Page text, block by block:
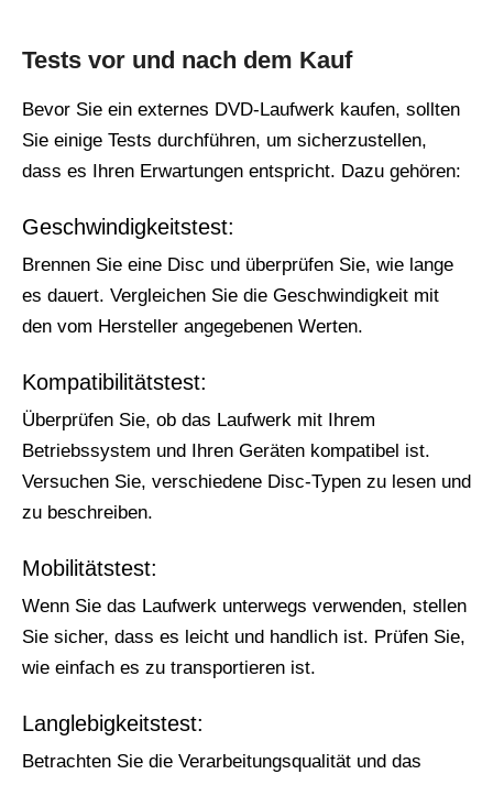
Tests vor und nach dem Kauf
Bevor Sie ein externes DVD-Laufwerk kaufen, sollten
Sie einige Tests durchführen, um sicherzustellen,
dass es Ihren Erwartungen entspricht. Dazu gehören:
Geschwindigkeitstest:
Brennen Sie eine Disc und überprüfen Sie, wie lange
es dauert. Vergleichen Sie die Geschwindigkeit mit
den vom Hersteller angegebenen Werten.
Kompatibilitätstest:
Überprüfen Sie, ob das Laufwerk mit Ihrem
Betriebssystem und Ihren Geräten kompatibel ist.
Versuchen Sie, verschiedene Disc-Typen zu lesen und
zu beschreiben.
Mobilitätstest:
Wenn Sie das Laufwerk unterwegs verwenden, stellen
Sie sicher, dass es leicht und handlich ist. Prüfen Sie,
wie einfach es zu transportieren ist.
Langlebigkeitstest:
Betrachten Sie die Verarbeitungsqualität und das